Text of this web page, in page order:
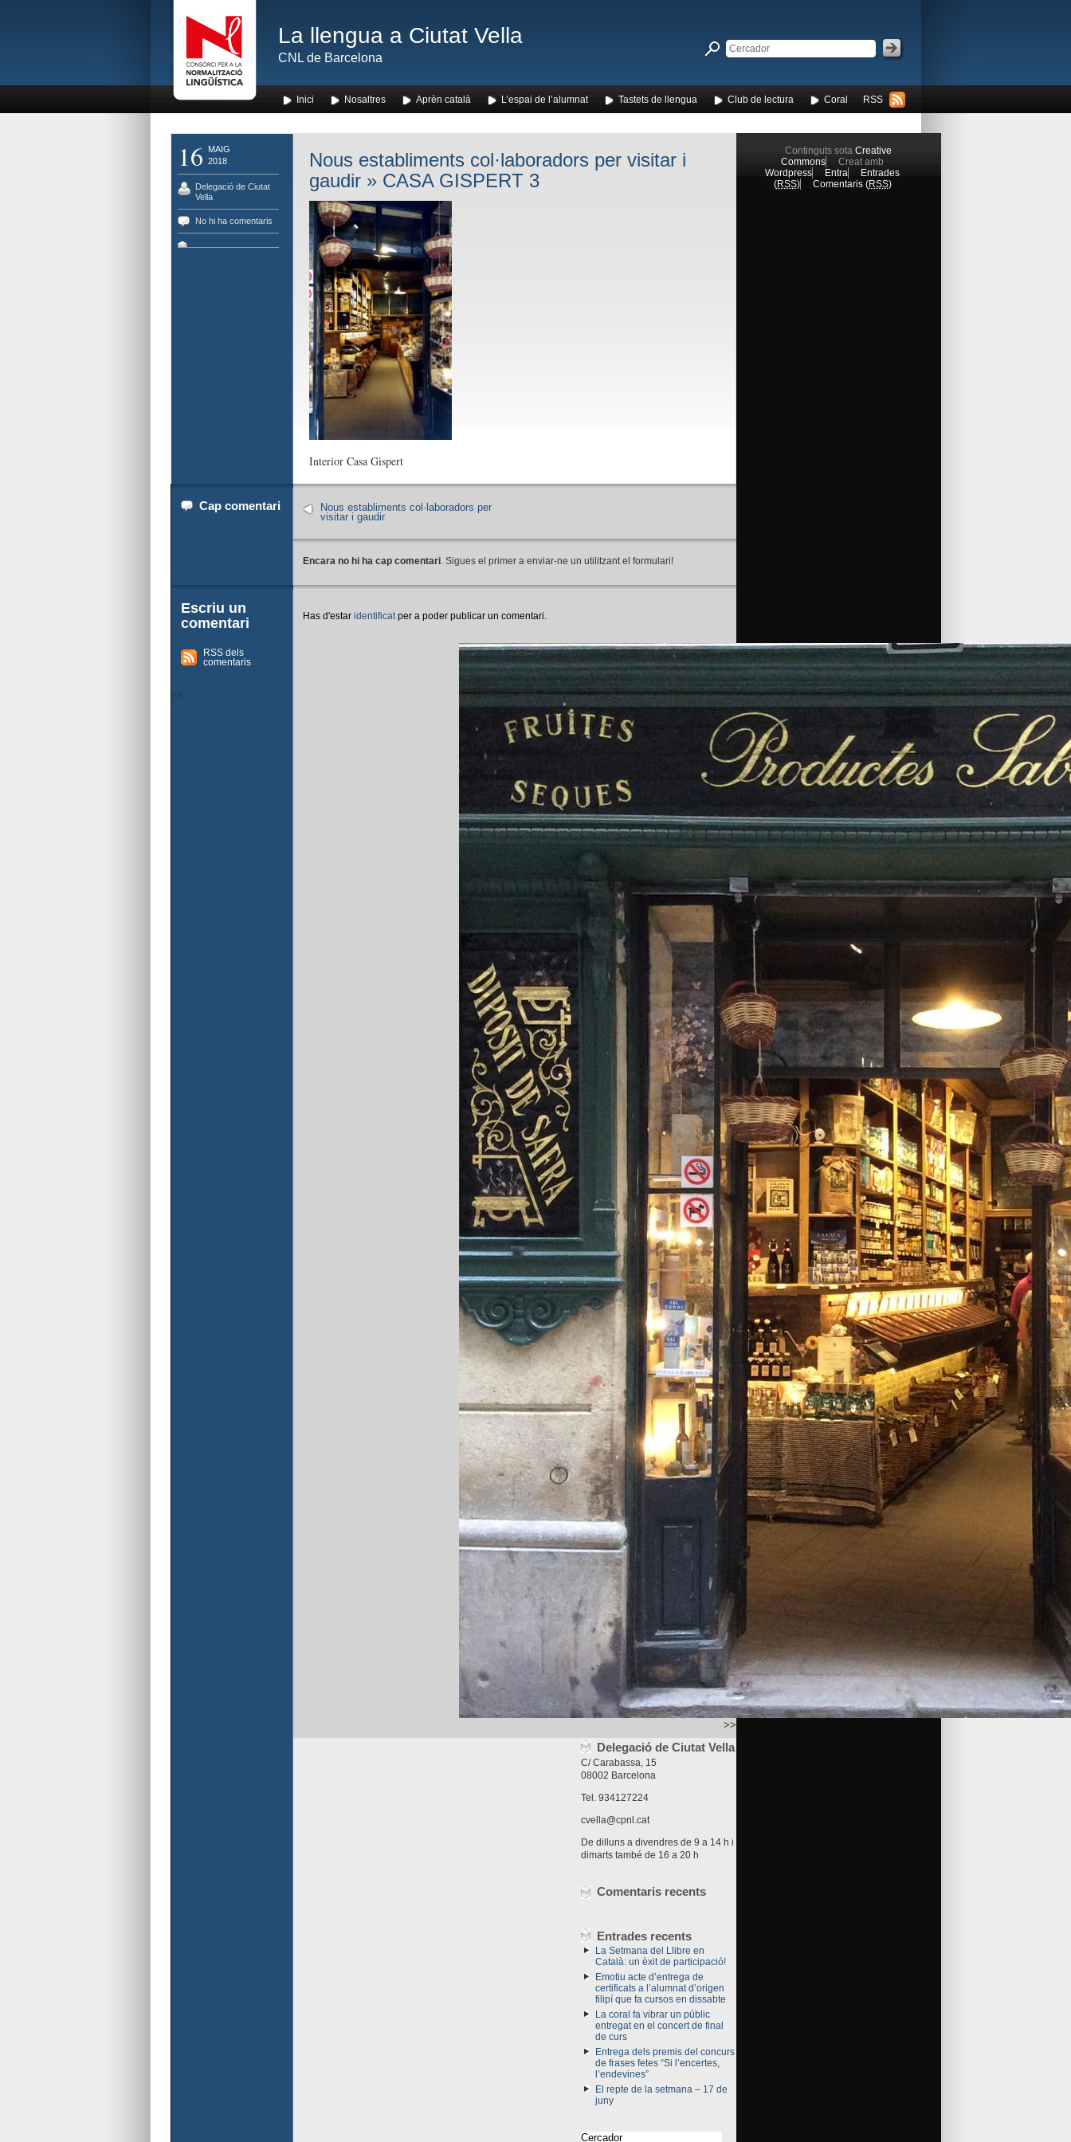
La llengua a Ciutat Vella
CNL de Barcelona
RSS
Inici Nosaltres Aprèn català L’espai de l’alumnat Tastets de llengua Club de lectura Coral
16
MAIG
2018
Delegació de Ciutat
Vella
No hi ha comentaris
Nous establiments col·laboradors per visitar i
gaudir» CASA GISPERT 3
Interior Casa Gispert
Cap comentari
Nous establiments col·laboradors per
visitar i gaudir
Encara no hi ha cap comentari. Sigues el primer a enviar-ne un utilitzant el formulari!
Escriu un
comentari
RSS dels
comentaris
Has d'estar identificatper a poder publicar un comentari.
>>
<<
Delegació de Ciutat Vella
C/ Carabassa, 15
08002 Barcelona
Tel. 934127224
cvella@cpnl.cat
De dilluns a divendres de 9 a 14 h i
dimarts també de 16 a 20 h
Comentaris recents
Entrades recents
La Setmana del Llibre en
Català: un èxit de participació!
Emotiu acte d’entrega de
certificats a l’alumnat d’origen
filipí que fa cursos en dissabte
La coral fa vibrar un públic
entregat en el concert de final
de curs
Entrega dels premis del concurs
de frases fetes “Si l’encertes,
l’endevines”
El repte de la setmana – 17 de
juny
Continguts sota Creative
Commons
Creat amb
Wordpress
Entra
Entrades
(RSS) Comentaris (RSS)